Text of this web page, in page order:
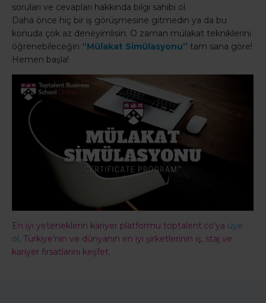
soruları ve cevapları hakkında bilgi sahibi ol.
Daha önce hiç bir iş görüşmesine gitmedin ya da bu
konuda çok az deneyimlisin. O zaman mülakat tekniklerini
öğrenebileceğin “Mülakat Simülasyonu” tam sana göre!
Hemen başla!
En iyi yeteneklerin kariyer platformu toptalent.co'ya üye
ol, Türkiye'nin ve dünyanın en iyi şirketlerinin iş, staj ve
kariyer fırsatlarını keşfet.